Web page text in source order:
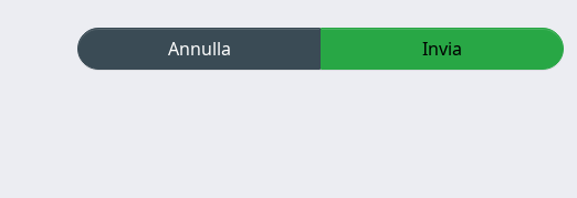
Annulla Invia